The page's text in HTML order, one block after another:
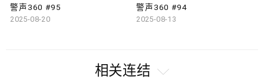
警声360 #95
2025-08-20
警声360 #94
2025-08-13
相关连结